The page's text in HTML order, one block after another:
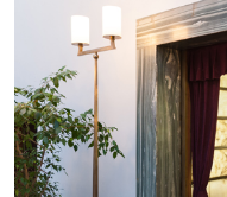
Biblioteca
Editora
Rádio